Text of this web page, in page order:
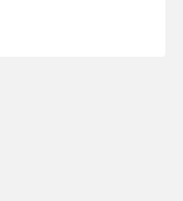
również